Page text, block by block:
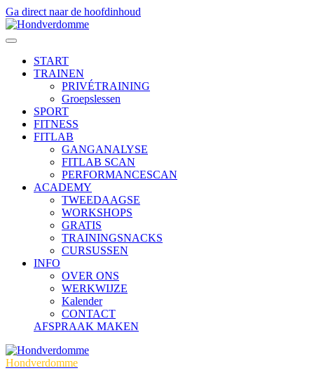
Ga direct naar de hoofdinhoud
START
TRAINEN
PRIVÉTRAINING
Groepslessen
SPORT
FITNESS
FITLAB
GANGANALYSE
FITLAB SCAN
PERFORMANCESCAN
ACADEMY
TWEEDAAGSE
WORKSHOPS
GRATIS
TRAININGSNACKS
CURSUSSEN
INFO
OVER ONS
WERKWIJZE
Kalender
CONTACT
AFSPRAAK MAKEN
Hondverdomme